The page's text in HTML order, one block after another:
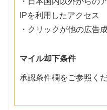
IPを利用したアクセス
・クリックが他の広告
マイル却下条件
承認条件欄をご参照く